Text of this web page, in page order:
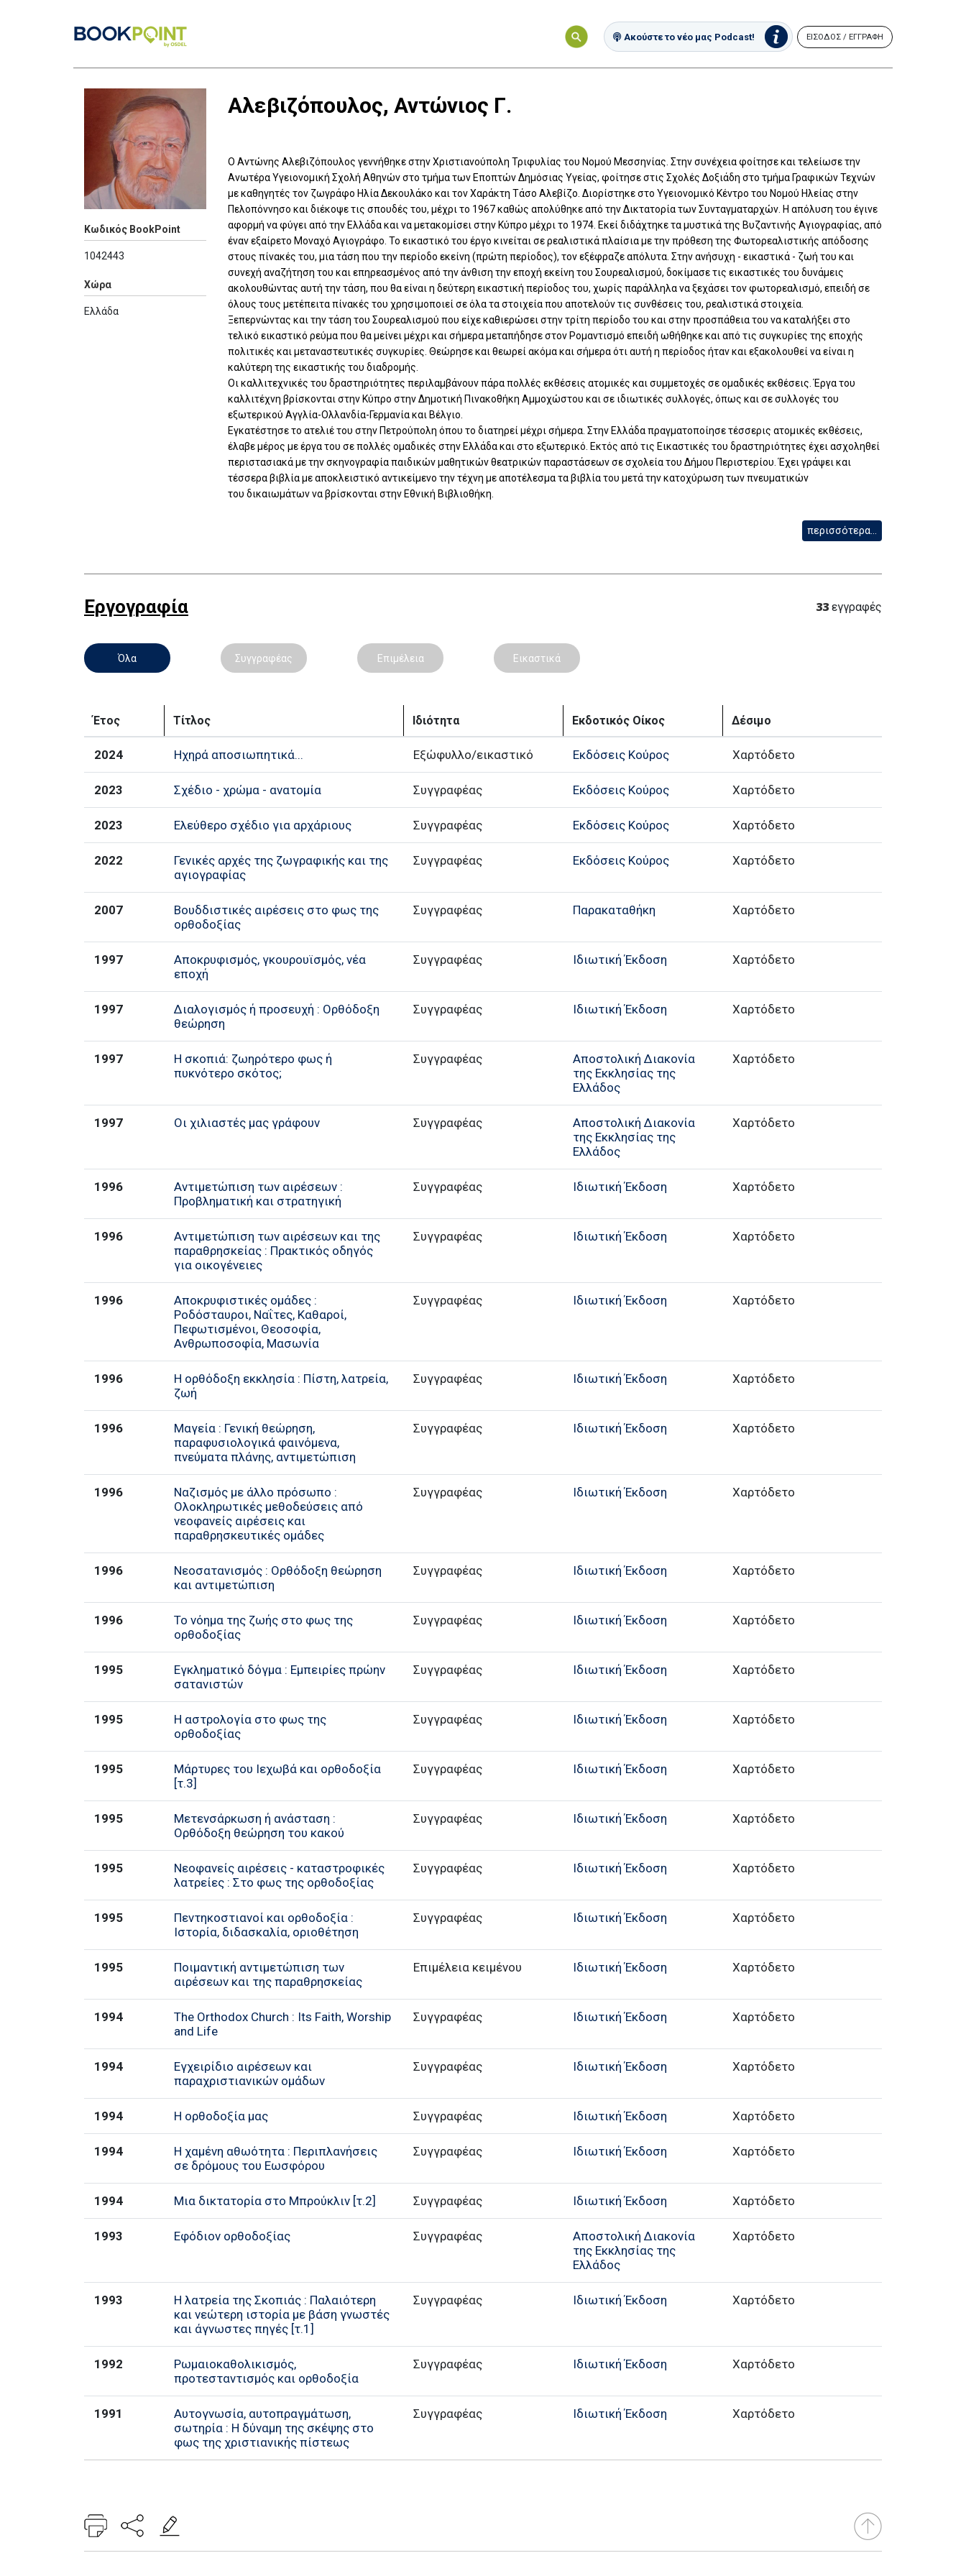
Ακούστε το νέο μας Podcast! ΕΙΣΟΔΟΣ / ΕΓΓΡΑΦΗ
Κωδικός BookPoint
1042443
Χώρα
Ελλάδα
Αλεβιζόπουλος, Αντώνιος Γ.
Ο Αντώνης Αλεβιζόπουλος γεννήθηκε στην Χριστιανούπολη Τριφυλίας του Νομού Μεσσηνίας. Στην συνέχεια φοίτησε και τελείωσε την
Ανωτέρα Υγειονομική Σχολή Αθηνών στο τμήμα των Εποπτών Δημόσιας Υγείας, φοίτησε στις Σχολές Δοξιάδη στο τμήμα Γραφικών Τεχνών
με καθηγητές τον ζωγράφο Ηλία Δεκουλάκο και τον Χαράκτη Τάσο Αλεβίζο. Διορίστηκε στο Υγειονομικό Κέντρο του Νομού Ηλείας στην
Πελοπόννησο και διέκοψε τις σπουδές του, μέχρι το 1967 καθώς απολύθηκε από την Δικτατορία των Συνταγματαρχών. Η απόλυση του έγινε
αφορμή να φύγει από την Ελλάδα και να μετακομίσει στην Κύπρο μέχρι το 1974. Εκεί διδάχτηκε τα μυστικά της Βυζαντινής Αγιογραφίας, από
έναν εξαίρετο Μοναχό Αγιογράφο. Το εικαστικό του έργο κινείται σε ρεαλιστικά πλαίσια με την πρόθεση της Φωτορεαλιστικής απόδοσης
στους πίνακές του, μια τάση που την περίοδο εκείνη (πρώτη περίοδος), τον εξέφραζε απόλυτα. Στην ανήσυχη - εικαστικά - ζωή του και
συνεχή αναζήτηση του και επηρεασμένος από την άνθιση την εποχή εκείνη του Σουρεαλισμού, δοκίμασε τις εικαστικές του δυνάμεις
ακολουθώντας αυτή την τάση, που θα είναι η δεύτερη εικαστική περίοδος του, χωρίς παράλληλα να ξεχάσει τον φωτορεαλισμό, επειδή σε
όλους τους μετέπειτα πίνακές του χρησιμοποιεί σε όλα τα στοιχεία που αποτελούν τις συνθέσεις του, ρεαλιστικά στοιχεία.
Ξεπερνώντας και την τάση του Σουρεαλισμού που είχε καθιερώσει στην τρίτη περίοδο του και στην προσπάθεια του να καταλήξει στο
τελικό εικαστικό ρεύμα που θα μείνει μέχρι και σήμερα μεταπήδησε στον Ρομαντισμό επειδή ωθήθηκε και από τις συγκυρίες της εποχής
πολιτικές και μεταναστευτικές συγκυρίες. Θεώρησε και θεωρεί ακόμα και σήμερα ότι αυτή η περίοδος ήταν και εξακολουθεί να είναι η
καλύτερη της εικαστικής του διαδρομής.
Οι καλλιτεχνικές του δραστηριότητες περιλαμβάνουν πάρα πολλές εκθέσεις ατομικές και συμμετοχές σε ομαδικές εκθέσεις. Έργα του
καλλιτέχνη βρίσκονται στην Κύπρο στην Δημοτική Πινακοθήκη Αμμοχώστου και σε ιδιωτικές συλλογές, όπως και σε συλλογές του
εξωτερικού Αγγλία-Ολλανδία-Γερμανία και Βέλγιο.
Εγκατέστησε το ατελιέ του στην Πετρούπολη όπου το διατηρεί μέχρι σήμερα. Στην Ελλάδα πραγματοποίησε τέσσερις ατομικές εκθέσεις,
έλαβε μέρος με έργα του σε πολλές ομαδικές στην Ελλάδα και στο εξωτερικό. Εκτός από τις Εικαστικές του δραστηριότητες έχει ασχοληθεί
περιστασιακά με την σκηνογραφία παιδικών μαθητικών θεατρικών παραστάσεων σε σχολεία του Δήμου Περιστερίου. Έχει γράψει και
τέσσερα βιβλία με αποκλειστικό αντικείμενο την τέχνη με αποτέλεσμα τα βιβλία του μετά την κατοχύρωση των πνευματικών
του δικαιωμάτων να βρίσκονται στην Εθνική Βιβλιοθήκη.
περισσότερα...
Εργογραφία 33 εγγραφές
Όλα Συγγραφέας Επιμέλεια Εικαστικά
Έτος Τίτλος Ιδιότητα Εκδοτικός Οίκος Δέσιμο
2024 Ηχηρά αποσιωπητικά... Εξώφυλλο/εικαστικό Εκδόσεις Κούρος Χαρτόδετο
2023 Σχέδιο - χρώμα - ανατομία Συγγραφέας Εκδόσεις Κούρος Χαρτόδετο
2023 Ελεύθερο σχέδιο για αρχάριους Συγγραφέας Εκδόσεις Κούρος Χαρτόδετο
2022
Γενικές αρχές της ζωγραφικής και της
αγιογραφίας
Συγγραφέας Εκδόσεις Κούρος Χαρτόδετο
2007
Βουδδιστικές αιρέσεις στο φως της
ορθοδοξίας
Συγγραφέας Παρακαταθήκη Χαρτόδετο
1997
Αποκρυφισμός, γκουρουϊσμός, νέα
εποχή
Συγγραφέας Ιδιωτική Έκδοση Χαρτόδετο
1997
Διαλογισμός ή προσευχή : Ορθόδοξη
θεώρηση
Συγγραφέας Ιδιωτική Έκδοση Χαρτόδετο
1997
Η σκοπιά: ζωηρότερο φως ή
πυκνότερο σκότος;
Συγγραφέας
Αποστολική Διακονία
της Εκκλησίας της
Ελλάδος
Χαρτόδετο
1997 Οι χιλιαστές μας γράφουν Συγγραφέας
Αποστολική Διακονία
της Εκκλησίας της
Ελλάδος
Χαρτόδετο
1996
Αντιμετώπιση των αιρέσεων :
Προβληματική και στρατηγική
Συγγραφέας Ιδιωτική Έκδοση Χαρτόδετο
1996
Αντιμετώπιση των αιρέσεων και της
παραθρησκείας : Πρακτικός οδηγός
για οικογένειες
Συγγραφέας Ιδιωτική Έκδοση Χαρτόδετο
1996
Αποκρυφιστικές ομάδες :
Ροδόσταυροι, Ναΐτες, Καθαροί,
Πεφωτισμένοι, Θεοσοφία,
Ανθρωποσοφία, Μασωνία
Συγγραφέας Ιδιωτική Έκδοση Χαρτόδετο
1996
Η ορθόδοξη εκκλησία : Πίστη, λατρεία,
ζωή
Συγγραφέας Ιδιωτική Έκδοση Χαρτόδετο
1996
Μαγεία : Γενική θεώρηση,
παραφυσιολογικά φαινόμενα,
πνεύματα πλάνης, αντιμετώπιση
Συγγραφέας Ιδιωτική Έκδοση Χαρτόδετο
1996
Ναζισμός με άλλο πρόσωπο :
Ολοκληρωτικές μεθοδεύσεις από
νεοφανείς αιρέσεις και
παραθρησκευτικές ομάδες
Συγγραφέας Ιδιωτική Έκδοση Χαρτόδετο
1996
Νεοσατανισμός : Ορθόδοξη θεώρηση
και αντιμετώπιση
Συγγραφέας Ιδιωτική Έκδοση Χαρτόδετο
1996
Το νόημα της ζωής στο φως της
ορθοδοξίας
Συγγραφέας Ιδιωτική Έκδοση Χαρτόδετο
1995
Εγκληματικό δόγμα : Εμπειρίες πρώην
σατανιστών
Συγγραφέας Ιδιωτική Έκδοση Χαρτόδετο
1995
Η αστρολογία στο φως της
ορθοδοξίας
Συγγραφέας Ιδιωτική Έκδοση Χαρτόδετο
1995
Μάρτυρες του Ιεχωβά και ορθοδοξία
[τ.3]
Συγγραφέας Ιδιωτική Έκδοση Χαρτόδετο
1995
Μετενσάρκωση ή ανάσταση :
Ορθόδοξη θεώρηση του κακού
Συγγραφέας Ιδιωτική Έκδοση Χαρτόδετο
1995
Νεοφανείς αιρέσεις - καταστροφικές
λατρείες : Στο φως της ορθοδοξίας
Συγγραφέας Ιδιωτική Έκδοση Χαρτόδετο
1995
Πεντηκοστιανοί και ορθοδοξία :
Ιστορία, διδασκαλία, οριοθέτηση
Συγγραφέας Ιδιωτική Έκδοση Χαρτόδετο
1995
Ποιμαντική αντιμετώπιση των
αιρέσεων και της παραθρησκείας
Επιμέλεια κειμένου Ιδιωτική Έκδοση Χαρτόδετο
1994
The Orthodox Church : Its Faith, Worship
and Life
Συγγραφέας Ιδιωτική Έκδοση Χαρτόδετο
1994
Εγχειρίδιο αιρέσεων και
παραχριστιανικών ομάδων
Συγγραφέας Ιδιωτική Έκδοση Χαρτόδετο
1994 Η ορθοδοξία μας Συγγραφέας Ιδιωτική Έκδοση Χαρτόδετο
1994
Η χαμένη αθωότητα : Περιπλανήσεις
σε δρόμους του Εωσφόρου
Συγγραφέας Ιδιωτική Έκδοση Χαρτόδετο
1994 Μια δικτατορία στο Μπρούκλιν [τ.2] Συγγραφέας Ιδιωτική Έκδοση Χαρτόδετο
1993 Εφόδιον ορθοδοξίας Συγγραφέας
Αποστολική Διακονία
της Εκκλησίας της
Ελλάδος
Χαρτόδετο
1993
Η λατρεία της Σκοπιάς : Παλαιότερη
και νεώτερη ιστορία με βάση γνωστές
και άγνωστες πηγές [τ.1]
Συγγραφέας Ιδιωτική Έκδοση Χαρτόδετο
1992
Ρωμαιοκαθολικισμός,
προτεσταντισμός και ορθοδοξία
Συγγραφέας Ιδιωτική Έκδοση Χαρτόδετο
1991
Αυτογνωσία, αυτοπραγμάτωση,
σωτηρία : Η δύναμη της σκέψης στο
φως της χριστιανικής πίστεως
Συγγραφέας Ιδιωτική Έκδοση Χαρτόδετο